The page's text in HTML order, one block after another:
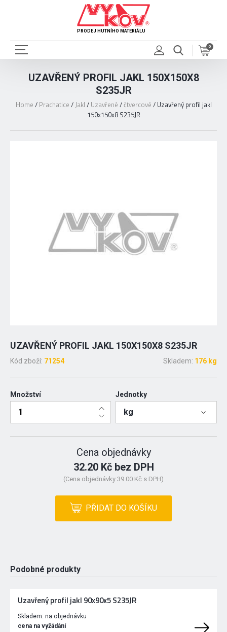
PRODEJ HUTNÍHO MATERIÁLU
0
UZAVŘENÝ PROFIL JAKL 150X150X8
S235JR
Home / Prachatice /Jakl / Uzavřené /čtvercové / Uzavřený profil jakl
150x150x8 S235JR
UZAVŘENÝ PROFIL JAKL 150X150X8 S235JR
Kód zboží: 71254 Skladem: 176 kg
Množství Jednotky
kg
Cena objednávky
32.20 Kč bez DPH
(Cena objednávky 39.00 Kč s DPH)
PŘIDAT DO KOŠÍKU
Podobné produkty
Uzavřený profil jakl 90x90x5 S235JR
Skladem: na objednávku
cena na vyžádání